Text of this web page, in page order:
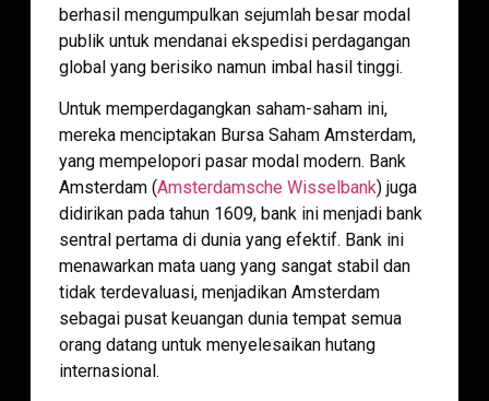
berhasil mengumpulkan sejumlah besar modal
publik untuk mendanai ekspedisi perdagangan
global yang berisiko namun imbal hasil tinggi.
Untuk memperdagangkan saham-saham ini,
mereka menciptakan Bursa Saham Amsterdam,
yang mempelopori pasar modal modern. Bank
Amsterdam (Amsterdamsche Wisselbank) juga
didirikan pada tahun 1609, bank ini menjadi bank
sentral pertama di dunia yang efektif. Bank ini
menawarkan mata uang yang sangat stabil dan
tidak terdevaluasi, menjadikan Amsterdam
sebagai pusat keuangan dunia tempat semua
orang datang untuk menyelesaikan hutang
internasional.